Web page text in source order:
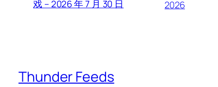
戏 – 2026 年 7 月 30 日
2026
Thunder Feeds